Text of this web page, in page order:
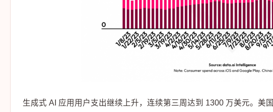
生成式 AI 应用用户支出继续上升，连续第三周达到 1300 万美元。美